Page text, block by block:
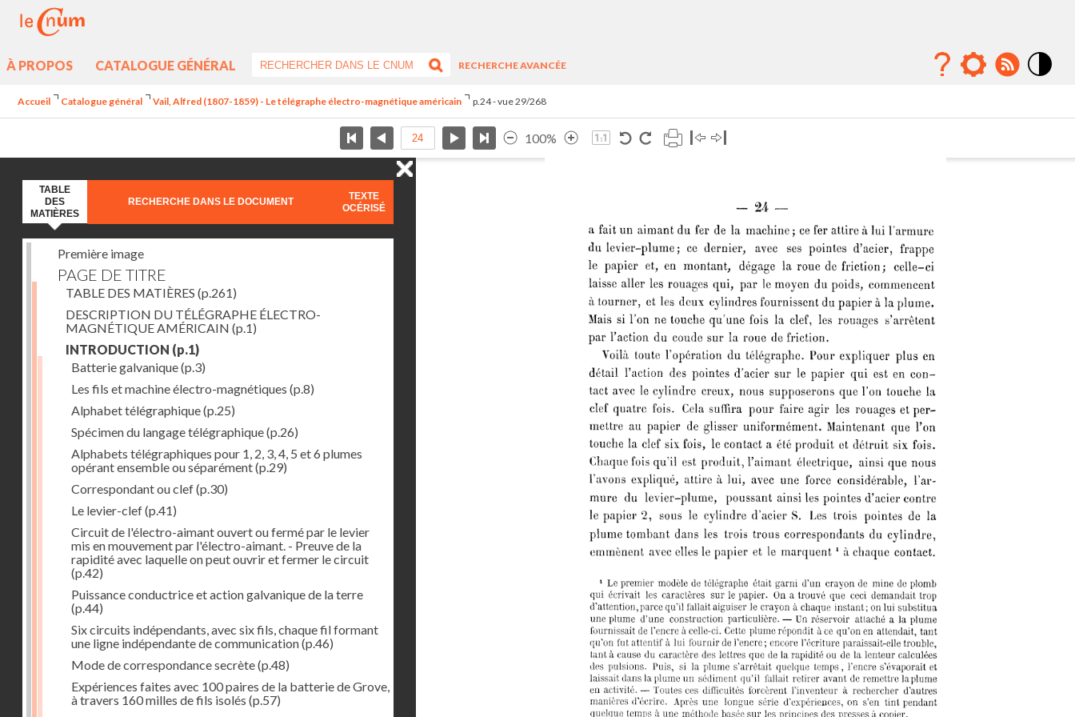
À PROPOS CATALOGUE GÉNÉRAL
RECHERCHE AVANCÉE
Accueil Catalogue général Vail, Alfred (1807-1859) - Le télégraphe électro-magnétique américain p.24 - vue 29/268
100%
TABLE
DES
MATIÈRES
RECHERCHE DANS LE DOCUMENT
TEXTE
OCÉRISÉ
Première image
PAGE DE TITRE
TABLE DES MATIÈRES (p.261)
DESCRIPTION DU TÉLÉGRAPHE ÉLECTRO-
MAGNÉTIQUE AMÉRICAIN (p.1)
INTRODUCTION (p.1)
Batterie galvanique(p.3)
Les fils et machine électro-magnétiques (p.8)
Alphabet télégraphique(p.25)
Spécimen du langage télégraphique(p.26)
Alphabets télégraphiques pour 1, 2, 3, 4, 5 et 6 plumes
opérant ensemble ou séparément(p.29)
Correspondant ou clef(p.30)
Le levier-clef(p.41)
Circuit de l'électro-aimant ouvert ou fermé par le levier
mis en mouvement par l'électro-aimant. - Preuve de la
rapidité avec laquelle on peut ouvrir et fermer le circuit
(p.42)
Puissance conductrice et action galvanique de la terre
(p.44)
Six circuits indépendants, avec six fils, chaque fil formant
une ligne indépendante de communication(p.46)
Mode de correspondance secrète(p.48)
Expériences faites avec 100 paires de la batterie de Grove,
à travers 160 milles de fils isolés (p.57)